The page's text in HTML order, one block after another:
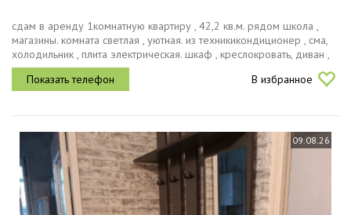
сдам в аренду 1комнатную квартиру , 42,2 кв.м. рядом школа ,
магазины. комната светлая , уютная. из техникикондиционер , сма,
холодильник , плита электрическая. шкаф , креслокровать, диван ,
комод , стол письменныйбольшой раскладываетсяна окнах...
В избранное
09.08.26